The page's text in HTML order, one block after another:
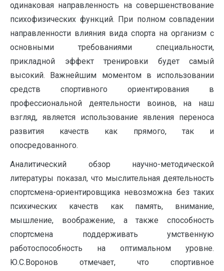
одинаковая направленность на совершенствование
психофизических функций. При полном совпадении
направленности влияния вида спорта на организм с
основными требованиями специальности,
прикладной эффект тренировки будет самый
высокий. Важнейшим моментом в использовании
средств спортивного ориентирования в
профессиональной деятельности воинов, на наш
взгляд, является использование явления переноса
развития качеств как прямого, так и
опосредованного.
Аналитический обзор научно-методической
литературы показал, что мыслительная деятельность
спортсмена-ориентировщика невозможна без таких
психических качеств как память, внимание,
мышление, воображение, а также способность
спортсмена поддерживать умственную
работоспособность на оптимальном уровне.
Ю.С.Воронов отмечает, что спортивное